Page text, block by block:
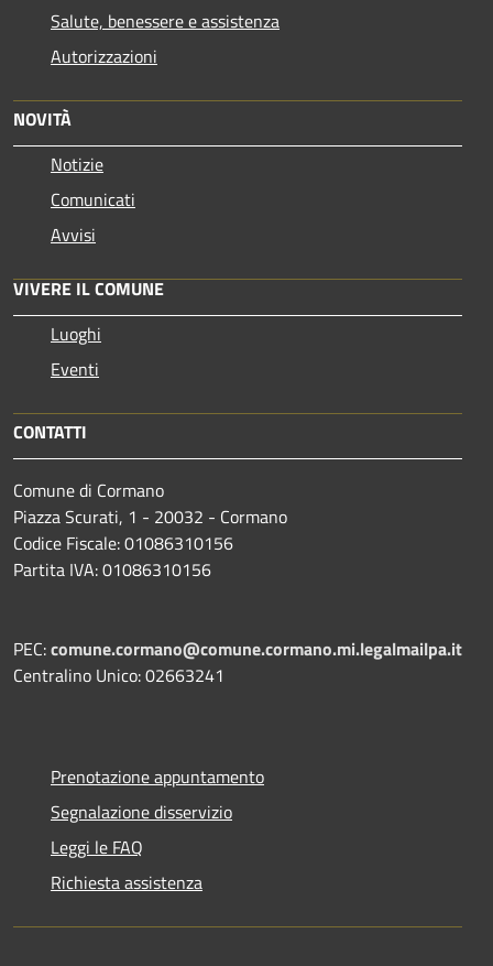
Salute, benessere e assistenza
Autorizzazioni
NOVITÀ
Notizie
Comunicati
Avvisi
VIVERE IL COMUNE
Luoghi
Eventi
CONTATTI
Comune di Cormano
Piazza Scurati, 1 - 20032 - Cormano
Codice Fiscale: 01086310156
Partita IVA: 01086310156
PEC:comune.cormano@comune.cormano.mi.legalmailpa.it
Centralino Unico: 02663241
Prenotazione appuntamento
Segnalazione disservizio
Leggi le FAQ
Richiesta assistenza